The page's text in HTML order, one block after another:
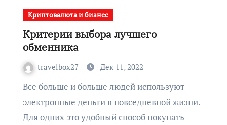
Криптовалюта и бизнес
Критерии выбора лучшего
обменника
travelbox27_ Дек 11, 2022
Все больше и больше людей используют
электронные деньги в повседневной жизни.
Для одних это удобный способ покупать